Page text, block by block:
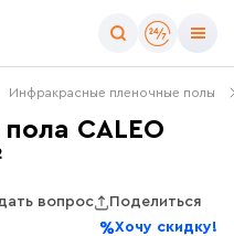
Инфракрасные пленочные полы
CALEO
вопрос
Поделиться
Хочу скидку!